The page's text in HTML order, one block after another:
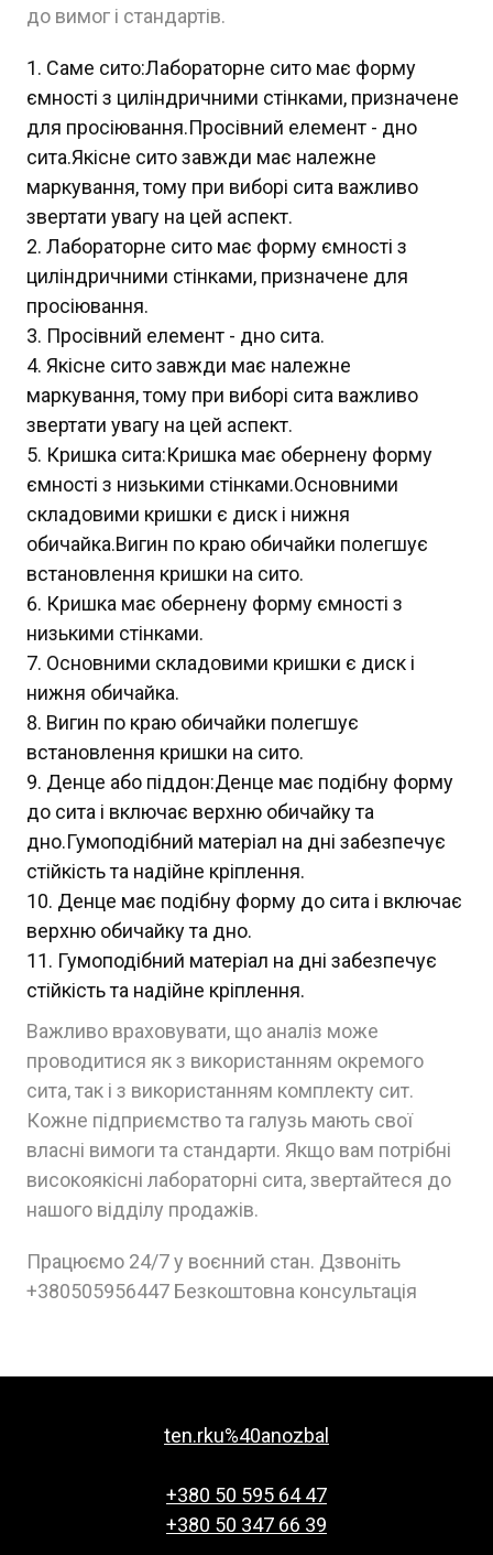
до вимог і стандартів.
Саме сито:Лабораторне сито має форму
ємності з циліндричними стінками, призначене
для просіювання.Просівний елемент - дно
сита.Якісне сито завжди має належне
маркування, тому при виборі сита важливо
звертати увагу на цей аспект.
Лабораторне сито має форму ємності з
циліндричними стінками, призначене для
просіювання.
Просівний елемент - дно сита.
Якісне сито завжди має належне
маркування, тому при виборі сита важливо
звертати увагу на цей аспект.
Кришка сита:Кришка має обернену форму
ємності з низькими стінками.Основними
складовими кришки є диск і нижня
обичайка.Вигин по краю обичайки полегшує
встановлення кришки на сито.
Кришка має обернену форму ємності з
низькими стінками.
Основними складовими кришки є диск і
нижня обичайка.
Вигин по краю обичайки полегшує
встановлення кришки на сито.
Денце або піддон:Денце має подібну форму
до сита і включає верхню обичайку та
дно.Гумоподібний матеріал на дні забезпечує
стійкість та надійне кріплення.
Денце має подібну форму до сита і включає
верхню обичайку та дно.
Гумоподібний матеріал на дні забезпечує
стійкість та надійне кріплення.
Важливо враховувати, що аналіз може
проводитися як з використанням окремого
сита, так і з використанням комплекту сит.
Кожне підприємство та галузь мають свої
власні вимоги та стандарти. Якщо вам потрібні
високоякісні лабораторні сита, звертайтеся до
нашого відділу продажів.
Працюємо 24/7 у воєнний стан. Дзвоніть
+380505956447 Безкоштовна консультація
ten.rku%40anozbal
+380 50 595 64 47
+380 50 347 66 39